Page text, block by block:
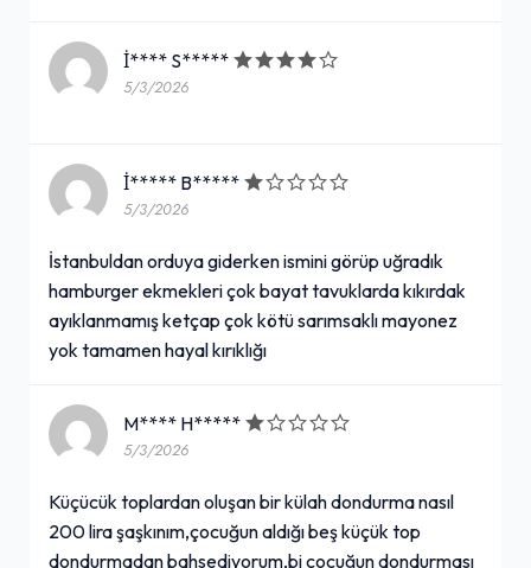
İ**** S*****
5/3/2026
İ***** B*****
5/3/2026
İstanbuldan orduya giderken ismini görüp uğradık
hamburger ekmekleri çok bayat tavuklarda kıkırdak
ayıklanmamış ketçap çok kötü sarımsaklı mayonez
yok tamamen hayal kırıklığı
M**** H*****
5/3/2026
Küçücük toplardan oluşan bir külah dondurma nasıl
200 lira şaşkınım,çocuğun aldığı beş küçük top
dondurmadan bahsediyorum,bi çocuğun dondurması